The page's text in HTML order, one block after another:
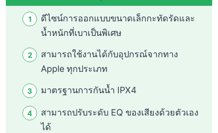
ดีไซน์การออกแบบขนาดเล็กกะทัดรัดและ
น้ำหนักที่เบาเป็นพิเศษ
สามารถใช้งานได้กับอุปกรณ์จากทาง
Apple ทุกประเภท
มาตรฐานการกันน้ำ IPX4
สามารถปรับระดับ EQ ของเสียงด้วยตัวเอง
ได้